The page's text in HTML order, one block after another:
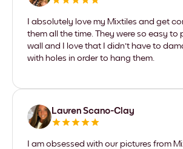
I absolutely love my Mixtiles and get
them all the time. They were so easy to
wall and I love that I didn't have to
with holes in order to hang them.
Lauren Scano-Clay
I am obsessed with our pictures from